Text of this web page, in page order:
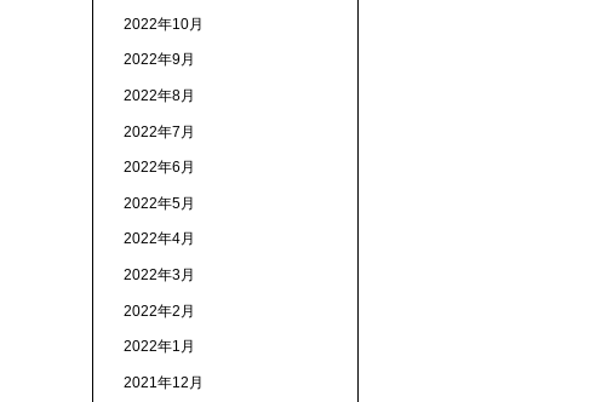
2022年10月
2022年9月
2022年8月
2022年7月
2022年6月
2022年5月
2022年4月
2022年3月
2022年2月
2022年1月
2021年12月